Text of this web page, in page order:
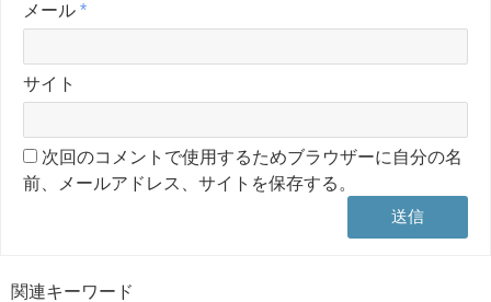
メール *
サイト
次回のコメントで使用するためブラウザーに自分の名
前、メールアドレス、サイトを保存する。
関連キーワード